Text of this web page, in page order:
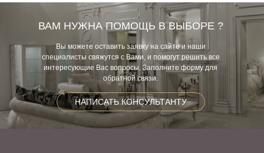
ВАМ НУЖНА ПОМОЩЬ В ВЫБОРЕ ?
Вы можете оставить заявку на сайте и наши
специалисты свяжутся с Вами, и помогут решить все
интересующие Вас вопросы. Заполните форму для
обратной связи.
НАПИСАТЬ КОНСУЛЬТАНТУ